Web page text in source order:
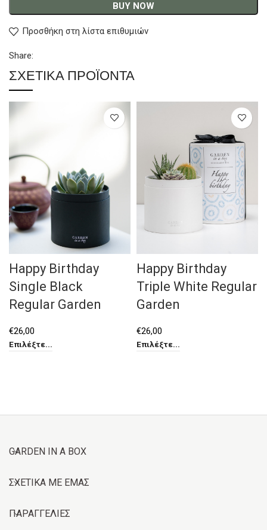
BUY NOW
Προσθήκη στη λίστα επιθυμιών
Share:
ΣΧΕΤΙΚΆ ΠΡΟΪΌΝΤΑ
Happy Birthday
Single Black
Regular Garden
€26,00
Επιλέξτε...
Happy Birthday
Triple White Regular
Garden
€26,00
Επιλέξτε...
GARDEN IN A BOX
ΣΧΕΤΙΚΑ ΜΕ ΕΜΑΣ
ΠΑΡΑΓΓΕΛΙΕΣ